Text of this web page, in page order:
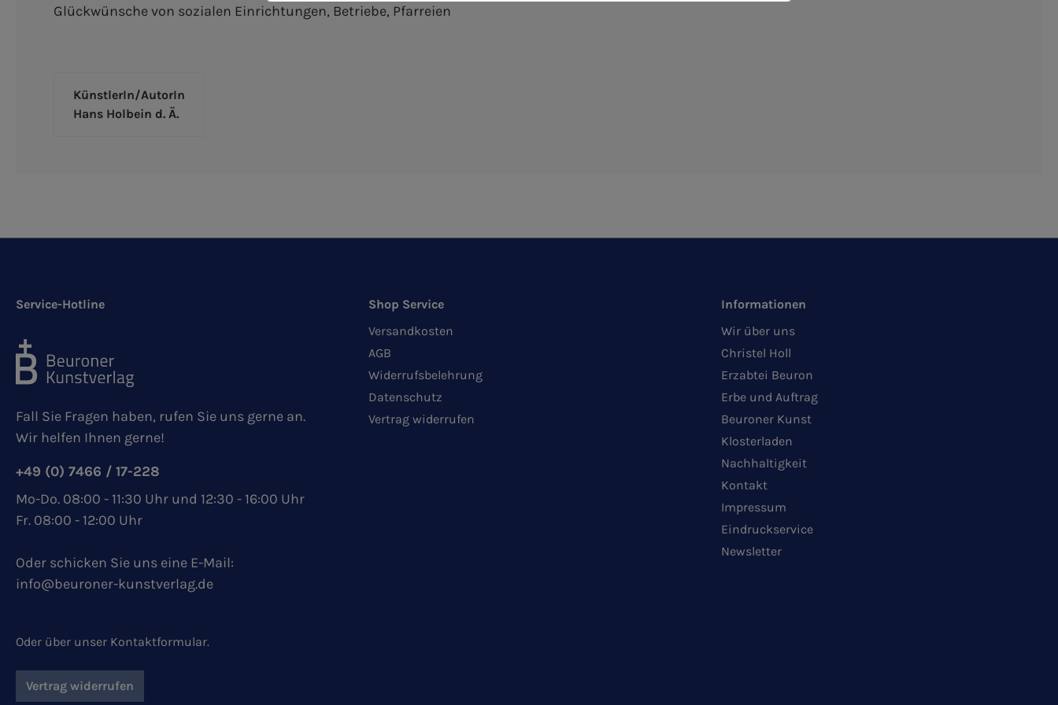
Glückwünsche von sozialen Einrichtungen, Betriebe, Pfarreien
KünstlerIn/AutorIn
Hans Holbein d. Ä.
Service-Hotline
Fall Sie Fragen haben, rufen Sie uns gerne an.
Wir helfen Ihnen gerne!
+49 (0) 7466 / 17-228
Mo-Do. 08:00 - 11:30 Uhr und 12:30 - 16:00 Uhr
Fr. 08:00 - 12:00 Uhr
Oder schicken Sie uns eine E-Mail:
info@beuroner-kunstverlag.de
Oder über unser Kontaktformular.
Vertrag widerrufen
Shop Service
Versandkosten
AGB
Widerrufsbelehrung
Datenschutz
Vertrag widerrufen
Informationen
Wir über uns
Christel Holl
Erzabtei Beuron
Erbe und Auftrag
Beuroner Kunst
Klosterladen
Nachhaltigkeit
Kontakt
Impressum
Eindruckservice
Newsletter